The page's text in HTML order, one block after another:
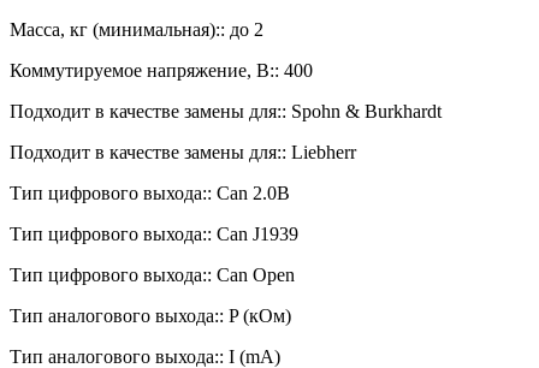
Масса, кг (минимальная):: до 2
Коммутируемое напряжение, В:: 400
Подходит в качестве замены для:: Spohn & Burkhardt
Подходит в качестве замены для:: Liebherr
Тип цифрового выхода:: Can 2.0B
Тип цифрового выхода:: Can J1939
Тип цифрового выхода:: Can Open
Тип аналогового выхода:: P (кОм)
Тип аналогового выхода:: I (mA)